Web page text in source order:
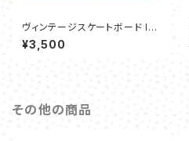
ヴィンテージスケートボード Ind
y 500 Wooden Skateboard
1960s Sport Fun inc.
¥3,500
その他の商品